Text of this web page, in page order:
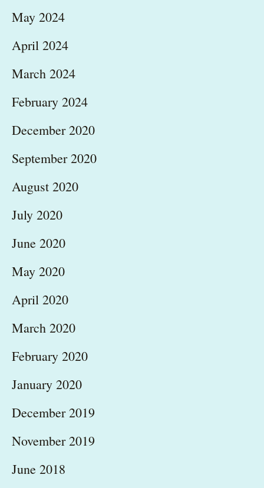
May 2024
April 2024
March 2024
February 2024
December 2020
September 2020
August 2020
July 2020
June 2020
May 2020
April 2020
March 2020
February 2020
January 2020
December 2019
November 2019
June 2018